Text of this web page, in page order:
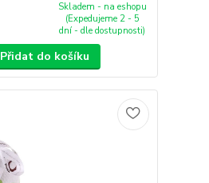
Skladem - na eshopu
(Expedujeme 2 - 5
dní - dle dostupnosti)
Přidat do košíku